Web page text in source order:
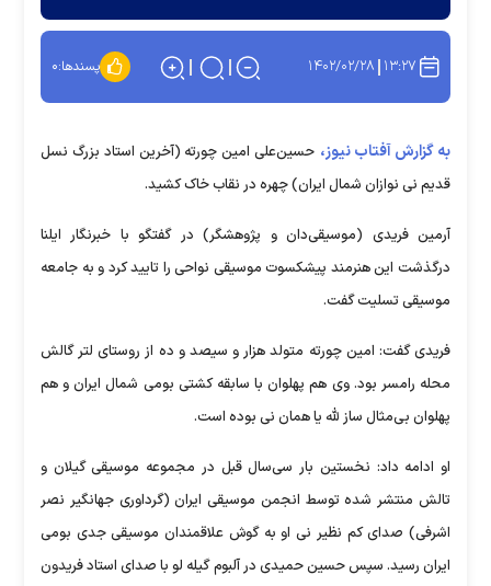
۱۳:۲۷ ۱۴۰۲/۰۲/۲۸ پسندها:۰
به گزارش آفتاب نیوز، حسین‌علی امین چورته (آخرین استاد بزرگ نسل
قدیم نی نوازان شمال ایران) چهره در نقاب خاک کشید.
آرمین فریدی (موسیقی‌دان و پژوهشگر) در گفتگو با خبرنگار ایلنا
درگذشت این هنرمند پیشکسوت موسیقی نواحی را تایید کرد و به جامعه
موسیقی تسلیت گفت.
فریدی گفت: امین چورته متولد هزار و سیصد و ده از روستای لتر گالش
محله رامسر بود. وی هم پهلوان با سابقه کشتی بومی شمال ایران و هم
پهلوان بی‌مثال ساز لله یا همان نی بوده است.
او ادامه داد: نخستین بار سی‌سال قبل در مجموعه موسیقی گیلان و
تالش منتشر شده توسط انجمن موسیقی ایران (گرداوری جهانگیر نصر
اشرفی) صدای کم نظیر نی او به گوش علاقمندان موسیقی جدی بومی
ایران رسید. سپس حسین حمیدی در آلبوم گیله لو با صدای استاد فریدون